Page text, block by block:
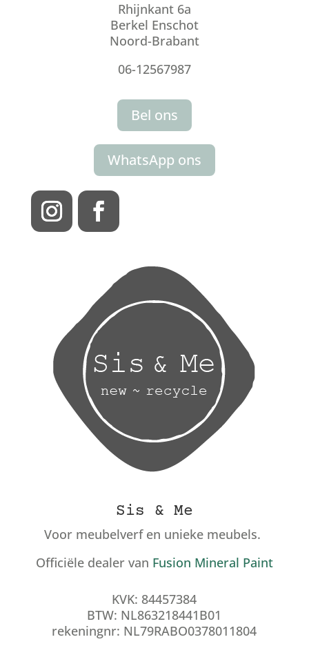
Rhijnkant 6a
Berkel Enschot
Noord-Brabant
06-12567987
Bel ons
WhatsApp ons
Sis & Me
Voor meubelverf en unieke meubels.
Officiële dealer van Fusion Mineral Paint
KVK: 84457384
BTW: NL863218441B01
rekeningnr: NL79RABO0378011804